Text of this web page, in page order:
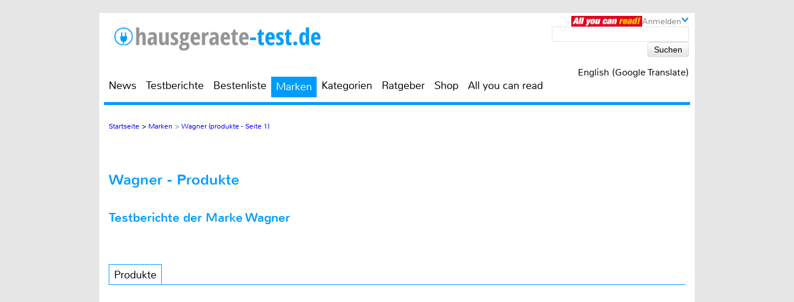
Anmelden
English (Google Translate)
News Testberichte Bestenliste Marken Kategorien Ratgeber Shop All you can read
Startseite > Marken > Wagner (produkte - Seite 1)
Wagner - Produkte
Testberichte der Marke Wagner
Produkte